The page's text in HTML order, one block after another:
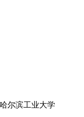
尔滨工业大学